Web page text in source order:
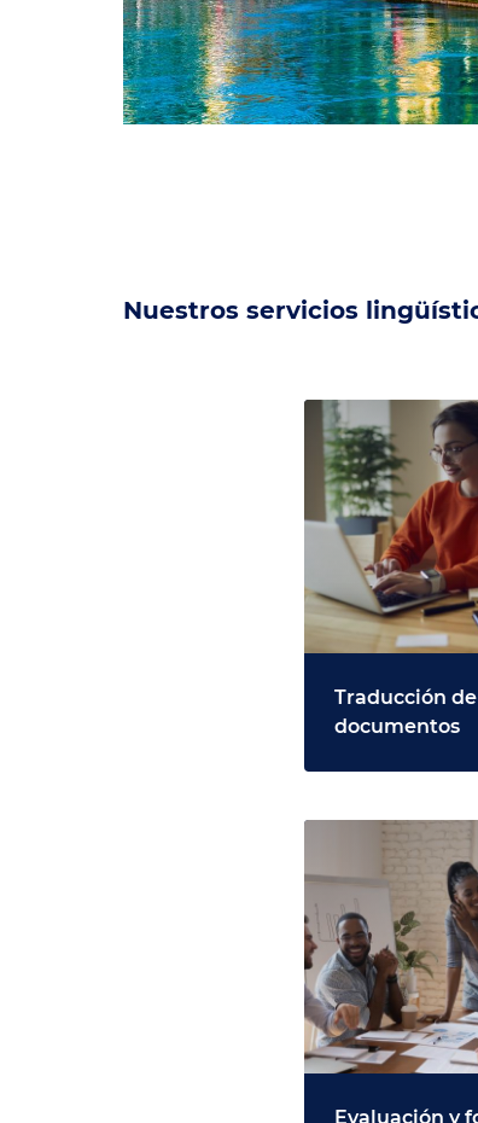
Nuestros servicios
Traducción de
documentos
Evaluación y